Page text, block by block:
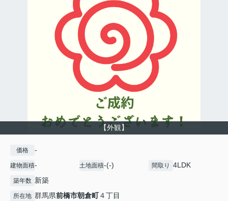
【外観】
価格 -
建物面積- 土地面積-(-) 間取り 4LDK
築年数 新築
所在地 群馬県前橋市朝倉町４丁目